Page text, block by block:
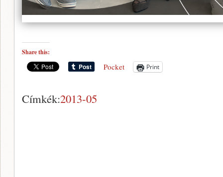
Share this:
Pocket Print
Címkék:2013-05